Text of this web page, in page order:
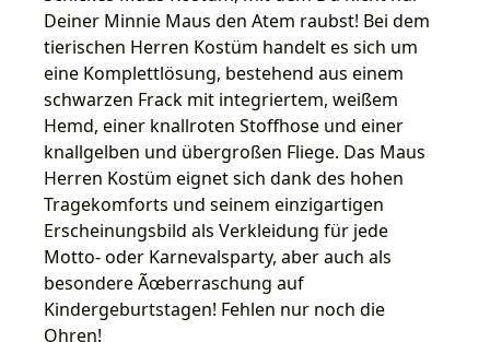
Deiner Minnie Maus den Atem raubst! Bei dem
tierischen Herren Kostüm handelt es sich um
eine Komplettlösung, bestehend aus einem
schwarzen Frack mit integriertem, weißem
Hemd, einer knallroten Stoffhose und einer
knallgelben und übergroßen Fliege. Das Maus
Herren Kostüm eignet sich dank des hohen
Tragekomforts und seinem einzigartigen
Erscheinungsbild als Verkleidung für jede
Motto- oder Karnevalsparty, aber auch als
besondere Ãœberraschung auf
Kindergeburtstagen! Fehlen nur noch die
Ohren!